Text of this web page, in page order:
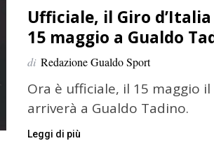
Ufficiale, il Giro
15 maggio a Gualdo
di Redazione Gualdo Sport
Ora è ufficiale, il 15 maggio il
arriverà a Gualdo Tadino.
Leggi di più